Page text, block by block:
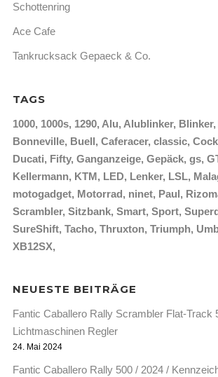
Schottenring
Ace Cafe
Tankrucksack Gepaeck & Co.
TAGS
1000 1000s 1290 Alu Alublinker Blinker
Bonneville Buell Caferacer classic
Ducati Fifty Ganganzeige Gepäck gs
Kellermann KTM LED Lenker LSL
motogadget Motorrad ninet Paul
Scrambler Sitzbank Smart Sport
SureShift Tacho Thruxton Triumph
XB12SX
NEUESTE BEITRÄGE
Fantic Caballero Rally Scrambler Flat-Track
Lichtmaschinen Regler
24. Mai 2024
Fantic Caballero Rally 500 / 2024 /